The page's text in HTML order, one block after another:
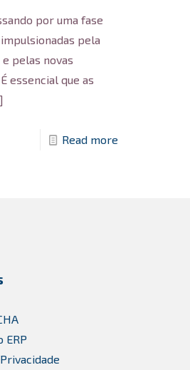
por uma fase
pela
pelas novas
essencial que as
Read more
ERP